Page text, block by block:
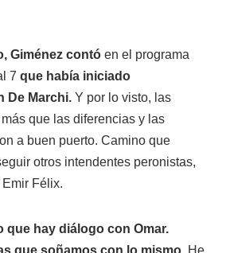
Giménez contó en el programa
7 que había iniciado
De Marchi. Y por lo visto, las
que las diferencias y las
a buen puerto. Camino que
otros intendentes peronistas,
Félix.
que hay diálogo con Omar.
que soñamos con lo mismo. He